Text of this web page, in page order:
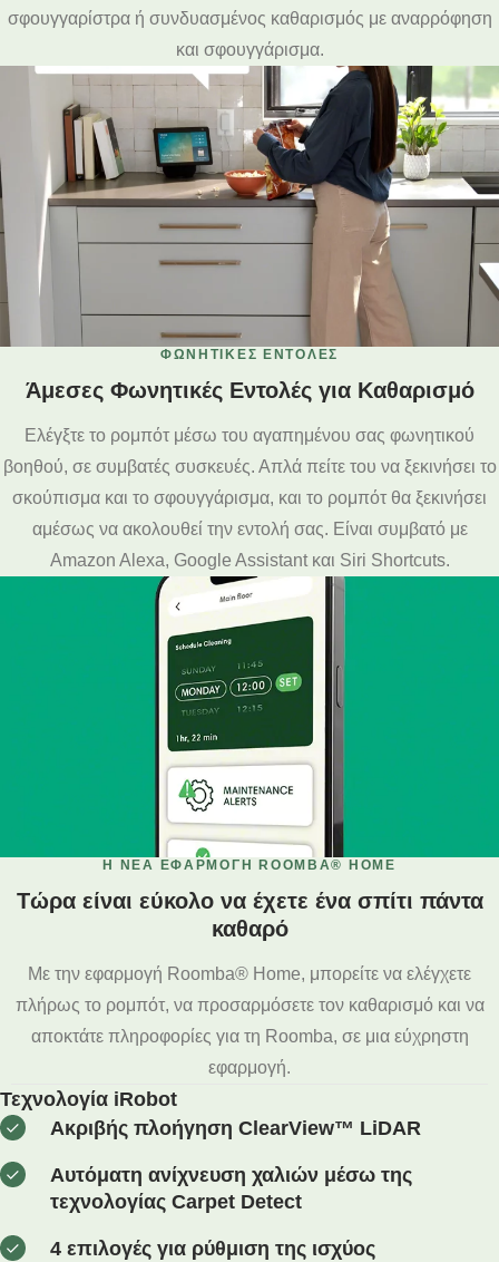
σφουγγαρίστρα ή συνδυασμένος καθαρισμός με αναρρόφηση
και σφουγγάρισμα.
ΦΩΝΗΤΙΚΈΣ ΕΝΤΟΛΈΣ
Άμεσες Φωνητικές Εντολές για Καθαρισμό
Ελέγξτε το ρομπότ μέσω του αγαπημένου σας φωνητικού
βοηθού, σε συμβατές συσκευές. Απλά πείτε του να ξεκινήσει το
σκούπισμα και το σφουγγάρισμα, και το ρομπότ θα ξεκινήσει
αμέσως να ακολουθεί την εντολή σας. Είναι συμβατό με
Amazon Alexa, Google Assistant και Siri Shortcuts.
Η ΝΈΑ ΕΦΑΡΜΟΓΉ ROOMBA® HOME
Τώρα είναι εύκολο να έχετε ένα σπίτι πάντα
καθαρό
Με την εφαρμογή Roomba® Home, μπορείτε να ελέγχετε
πλήρως το ρομπότ, να προσαρμόσετε τον καθαρισμό και να
αποκτάτε πληροφορίες για τη Roomba, σε μια εύχρηστη
εφαρμογή.
Τεχνολογία iRobot
Ακριβής πλοήγηση ClearView™ LiDAR
Αυτόματη ανίχνευση χαλιών μέσω της
τεχνολογίας Carpet Detect
4 επιλογές για ρύθμιση της ισχύος